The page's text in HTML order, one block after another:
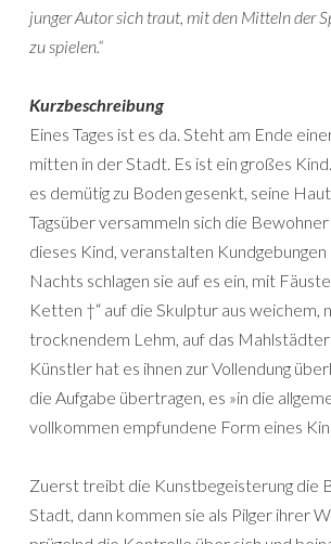
junger Autor sich traut, mit den Mitteln der
zu spielen.“
Kurzbeschreibung
Eines Tages ist es da. Steht am Ende
mitten in der Stadt. Es ist ein großes
es demütig zu Boden gesenkt, seine Haut
Tagsüber versammeln sich die
dieses Kind, veranstalten
Nachts schlagen sie auf es ein, mit
Ketten †“ auf die Skulptur aus weichem,
trocknendem Lehm, auf das
Künstler hat es ihnen zur Vollendung
die Aufgabe übertragen, es »in die
vollkommen empfundene Form eines
Zuerst treibt die Kunstbegeisterung die
Stadt, dann kommen sie als Pilger ihrer